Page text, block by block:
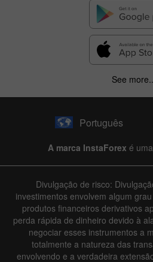
See
Português
A marca InstaForex é
Divulgação de risco:
investimentos envolvem algum
produtos financeiros derivativos
perda rápida de dinheiro devido à
negociar esses instrumentos a
totalmente a natureza das
envolvendo e a verdadeira